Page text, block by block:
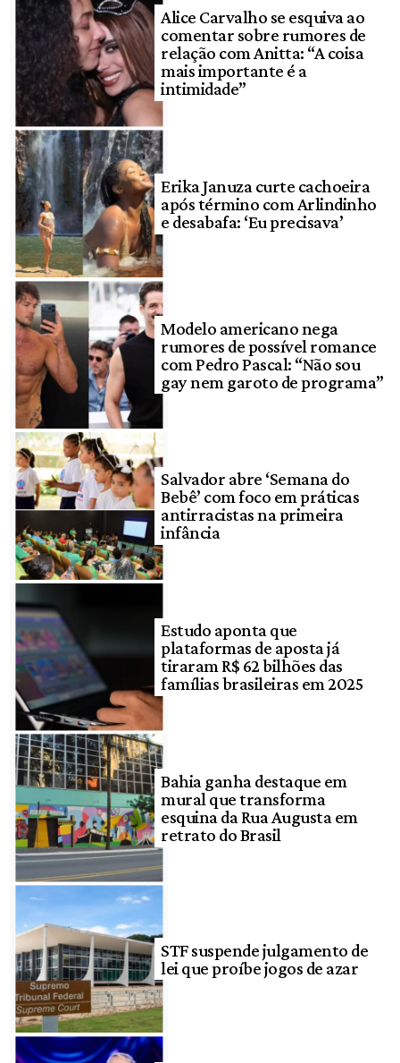
Alice Carvalho se esquiva ao
comentar sobre rumores de
relação com Anitta: “A coisa
mais importante é a
intimidade”
Erika Januza curte cachoeira
após término com Arlindinho
e desabafa: ‘Eu precisava’
Modelo americano nega
rumores de possível romance
com Pedro Pascal: “Não sou
gay nem garoto de programa”
Salvador abre ‘Semana do
Bebê’ com foco em práticas
antirracistas na primeira
infância
Estudo aponta que
plataformas de aposta já
tiraram R$ 62 bilhões das
famílias brasileiras em 2025
Bahia ganha destaque em
mural que transforma
esquina da Rua Augusta em
retrato do Brasil
STF suspende julgamento de
lei que proíbe jogos de azar